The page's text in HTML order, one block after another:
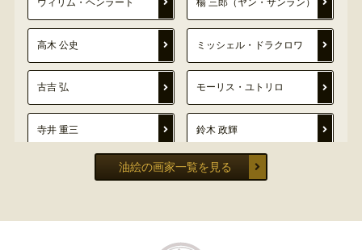
ウィリム・ヘンラート 楊 三郎（ヤン・サンラン）
高木 公史 ミッシェル・ドラクロワ
古吉 弘 モーリス・ユトリロ
寺井 重三 鈴木 政輝
栗原 喜依子
油絵の画家一覧を見る